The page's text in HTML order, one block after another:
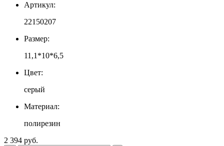
Артикул:
22150207
Размер:
11,1*10*6,5
Цвет:
серый
Материал:
полирезин
2 394 руб.